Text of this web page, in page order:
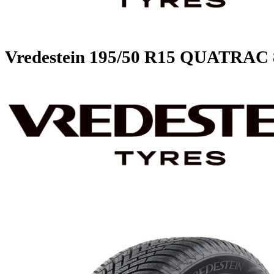
Vredestein 195/50 R15